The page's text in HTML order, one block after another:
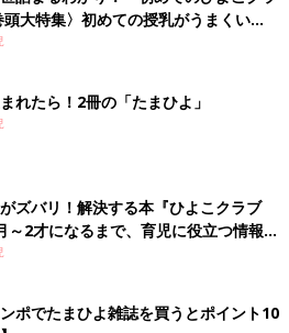
大特集〉初めての授乳がうまくい
ミルクの基本と夏のトラブル 解決テ
れたら！2冊の「たまひよ」
ズバリ！解決する本『ひよこクラブ
2才になるまで、育児に役立つ情報が
ポでたまひよ雑誌を買うとポイント10